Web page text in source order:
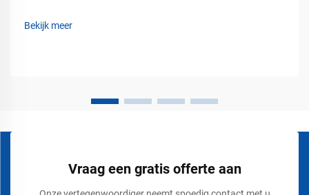
op laad- en losperrons, op luchthavens, bouwplaatsen en...
Bekijk meer
Vraag een gratis offerte aan